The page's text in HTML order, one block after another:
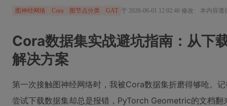
图神经网络 Cora 图节点分类 GAT 于 2026-06-01 12:02:46 修改 · 本内容遵
Cora数据集实战避坑指南：从下
解决方案
第一次接触图神经网络时，我被Cora数据集折磨得够呛。
尝试下载数据集却总是报错，PyTorch Geometric的文档